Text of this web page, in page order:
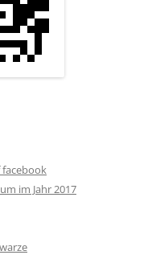
facebook
im Jahr 2017